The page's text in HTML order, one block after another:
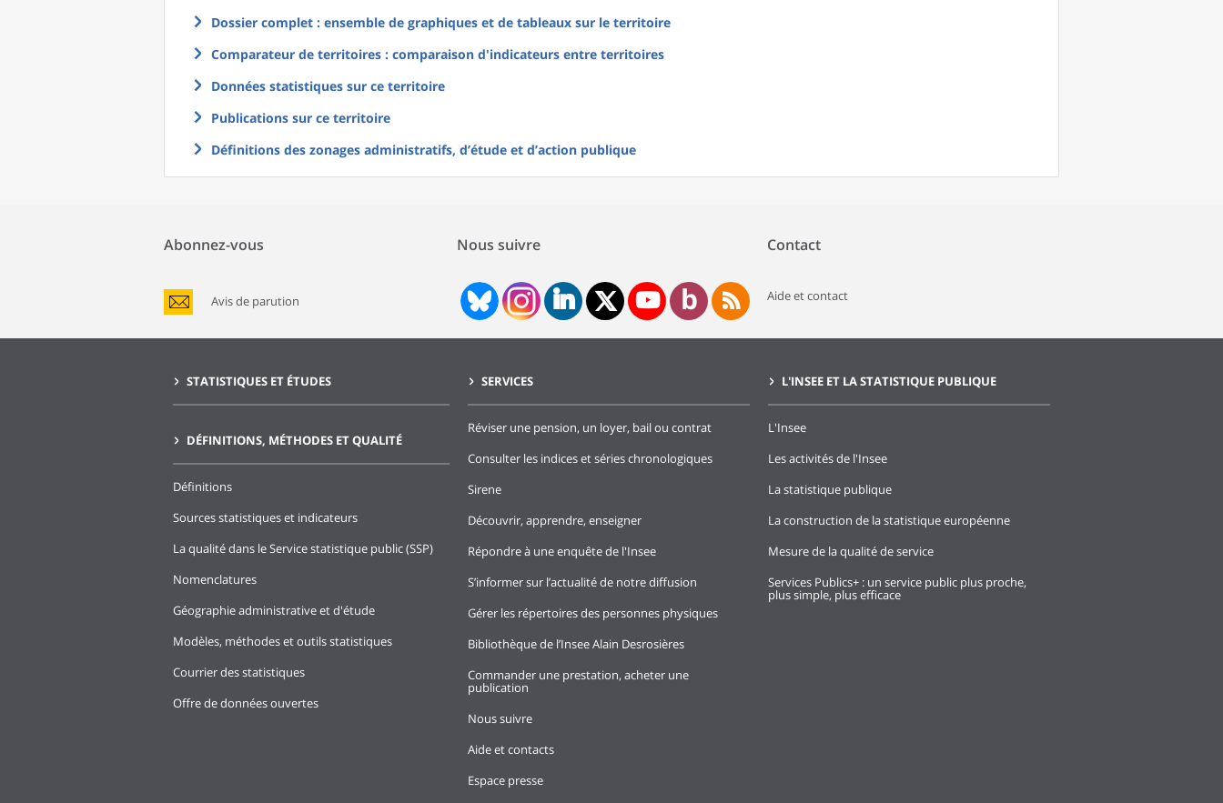
Dossier complet : ensemble de graphiques et de tableaux sur le territoire
Comparateur de territoires : comparaison d'indicateurs entre territoires
Données statistiques sur ce territoire
Publications sur ce territoire
Définitions des zonages administratifs, d’étude et d’action publique
Abonnez-vous
Avis de parution
Nous suivre Contact
Aide et contact
STATISTIQUES ET ÉTUDES
DÉFINITIONS, MÉTHODES ET QUALITÉ
Définitions
Sources statistiques et indicateurs
La qualité dans le Service statistique public (SSP)
Nomenclatures
Géographie administrative et d'étude
Modèles, méthodes et outils statistiques
Courrier des statistiques
Offre de données ouvertes
SERVICES
Réviser une pension, un loyer, bail ou contrat
Consulter les indices et séries chronologiques
Sirene
Découvrir, apprendre, enseigner
Répondre à une enquête de l'Insee
S’informer sur l’actualité de notre diffusion
Gérer les répertoires des personnes physiques
Bibliothèque de l’Insee Alain Desrosières
Commander une prestation, acheter une
publication
Nous suivre
Aide et contacts
Espace presse
L'INSEE ET LA STATISTIQUE PUBLIQUE
L'Insee
Les activités de l'Insee
La statistique publique
La construction de la statistique européenne
Mesure de la qualité de service
Services Publics+ : un service public plus proche,
plus simple, plus efficace